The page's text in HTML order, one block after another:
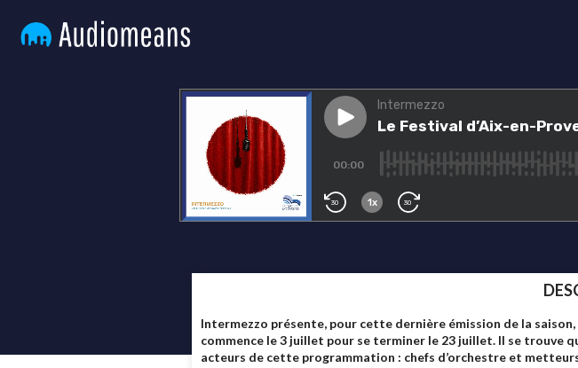
Intermezzo présente, pour cette dernière émission de la
commence le 3 juillet pour se terminer le 23 juillet. Il se trouve
acteurs de cette programmation : chefs d’orchestre et